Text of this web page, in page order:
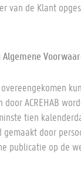
van de Klant
ACREHAB
tien
door
publicatie op de